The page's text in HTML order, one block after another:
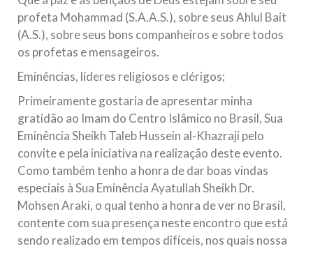
Relações Exteriores da República Islâmica do Irã, Sr. Kamal
Kharrazi, que encontra-se visitando
profeta Mohammad (S.A.A.S.), sobre seus Ahlul Bait
(A.S.), sobre seus bons companheiros e sobre todos
os profetas e mensageiros.
Eminências, líderes religiosos e clérigos;
Primeiramente gostaria de apresentar minha
gratidão ao Imam do Centro Islâmico no Brasil, Sua
Eminência Sheikh Taleb Hussein al-Khazraji pelo
convite e pela iniciativa na realização deste evento.
Como também tenho a honra de dar boas vindas
especiais à Sua Eminência Ayatullah Sheikh Dr.
Mohsen Araki, o qual tenho a honra de ver no Brasil,
contente com sua presença neste encontro que está
sendo realizado em tempos difíceis, nos quais nossa